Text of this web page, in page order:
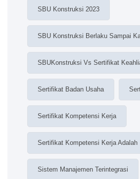
SBU Konstruksi 2023
SBU Konstruksi Berlaku Sampai
SBUKonstruksi Vs Sertifikat
Sertifikat Badan Usaha
Sertifikat Kompetensi Kerja
Sertifikat Kompetensi Kerja Adalah
Sistem Manajemen Terintegrasi